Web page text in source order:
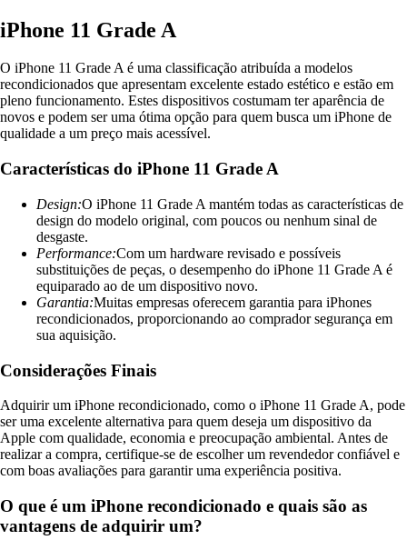
iPhone 11 Grade A
O iPhone 11 Grade A é uma classificação atribuída a modelos
recondicionados que apresentam excelente estado estético e estão em
pleno funcionamento. Estes dispositivos costumam ter aparência de
novos e podem ser uma ótima opção para quem busca um iPhone de
qualidade a um preço mais acessível.
Características do iPhone 11 Grade A
Design:O iPhone 11 Grade A mantém todas as características de
design do modelo original, com poucos ou nenhum sinal de
desgaste.
Performance:Com um hardware revisado e possíveis
substituições de peças, o desempenho do iPhone 11 Grade A é
equiparado ao de um dispositivo novo.
Garantia:Muitas empresas oferecem garantia para iPhones
recondicionados, proporcionando ao comprador segurança em
sua aquisição.
Considerações Finais
Adquirir um iPhone recondicionado, como o iPhone 11 Grade A, pode
ser uma excelente alternativa para quem deseja um dispositivo da
Apple com qualidade, economia e preocupação ambiental. Antes de
realizar a compra, certifique-se de escolher um revendedor confiável e
com boas avaliações para garantir uma experiência positiva.
O que é um iPhone recondicionado e quais são as
vantagens de adquirir um?